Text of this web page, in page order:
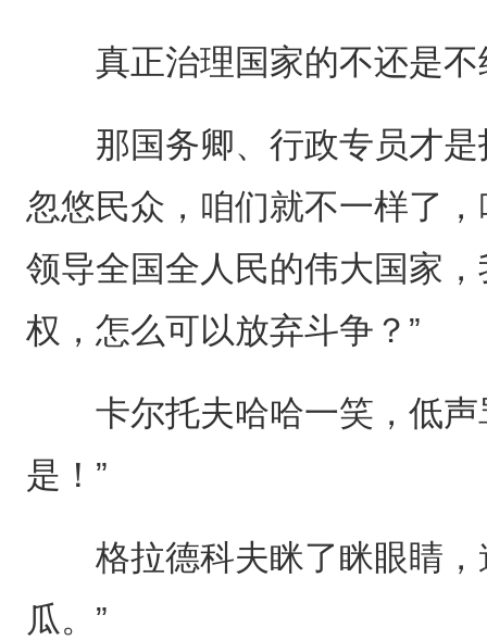
真正治理国家的不还是不
那国务卿、行政专员才是
忽悠民众，咱们就不一样了
领导全国全人民的伟大国家
权，怎么可以放弃斗争？”
卡尔托夫哈哈一笑，低声
是！”
格拉德科夫眯了眯眼睛，
瓜。”